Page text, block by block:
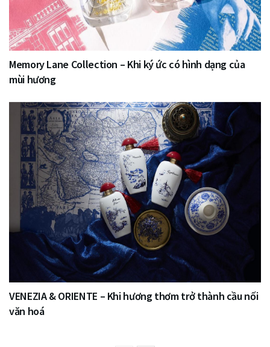
Memory Lane Collection – Khi ký ức có hình dạng của
mùi hương
VENEZIA & ORIENTE – Khi hương thơm trở thành cầu nối
văn hoá